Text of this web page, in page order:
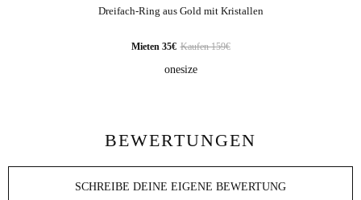
Dreifach-Ring aus Gold mit Kristallen
Mieten 35€ Kaufen 159€
onesize
BEWERTUNGEN
SCHREIBE DEINE EIGENE BEWERTUNG
KUNDENMEINUNG ABSCHICKEN